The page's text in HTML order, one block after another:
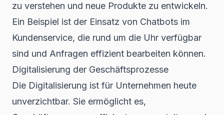
zu verstehen und neue Produkte zu entwickeln.
Ein Beispiel ist der Einsatz von Chatbots im
Kundenservice, die rund um die Uhr verfügbar
sind und Anfragen effizient bearbeiten können.
Digitalisierung der Geschäftsprozesse
Die Digitalisierung ist für Unternehmen heute
unverzichtbar. Sie ermöglicht es,